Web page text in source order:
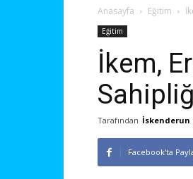
Anasayfa Eğitim
Eğitim
İkem,
Tarafından İskenderun
Facebook'ta